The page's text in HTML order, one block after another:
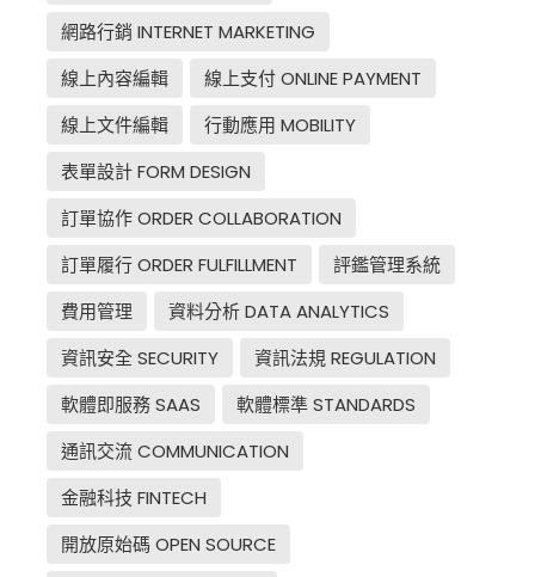
網路行銷 INTERNET MARKETING
線上內容編輯
線上支付 ONLINE PAYMENT
線上文件編輯
行動應用 MOBILITY
表單設計 FORM DESIGN
訂單協作 ORDER COLLABORATION
訂單履行 ORDER FULFILLMENT
評鑑管理系統
費用管理
資料分析 DATA ANALYTICS
資訊安全 SECURITY
資訊法規 REGULATION
軟體即服務 SAAS
軟體標準 STANDARDS
通訊交流 COMMUNICATION
金融科技 FINTECH
開放原始碼 OPEN SOURCE